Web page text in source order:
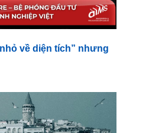
về diện tích” nhưng